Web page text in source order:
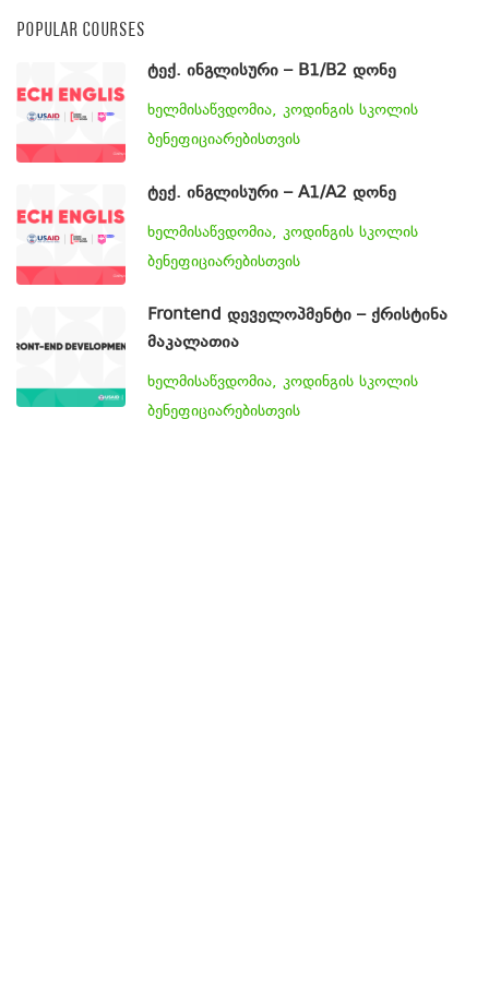
POPULAR COURSES
ტექ. ინგლისური – B1/B2 დონე
ხელმისაწვდომია, კოდინგის სკოლის
ბენეფიციარებისთვის
ტექ. ინგლისური – A1/A2 დონე
ხელმისაწვდომია, კოდინგის სკოლის
ბენეფიციარებისთვის
Frontend დეველოპმენტი – ქრისტინა
მაკალათია
ხელმისაწვდომია, კოდინგის სკოლის
ბენეფიციარებისთვის